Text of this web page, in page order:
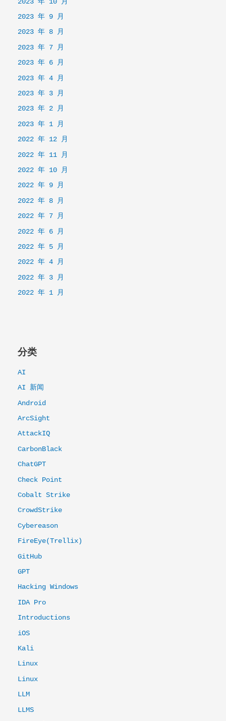
2023 年 10 月
2023 年 9 月
2023 年 8 月
2023 年 7 月
2023 年 6 月
2023 年 4 月
2023 年 3 月
2023 年 2 月
2023 年 1 月
2022 年 12 月
2022 年 11 月
2022 年 10 月
2022 年 9 月
2022 年 8 月
2022 年 7 月
2022 年 6 月
2022 年 5 月
2022 年 4 月
2022 年 3 月
2022 年 1 月
分类
AI
AI 新闻
Android
ArcSight
AttackIQ
CarbonBlack
ChatGPT
Check Point
Cobalt Strike
CrowdStrike
Cybereason
FireEye(Trellix)
GitHub
GPT
Hacking Windows
IDA Pro
Introductions
iOS
Kali
Linux
Linux
LLM
LLMS